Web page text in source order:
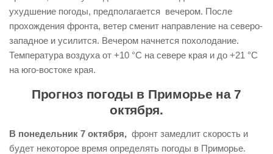
ухудшение погоды, предполагается вечером. После
прохождения фронта, ветер сменит направление на северо-
западное и усилится. Вечером начнется похолодание.
Температура воздуха от +10 °С на севере края и до +21 °С
на юго-востоке края.
Прогноз погоды в Приморье на 7
октября.
В понедельник 7 октября, фронт замедлит скорость и
будет некоторое время определять погоды в Приморье.